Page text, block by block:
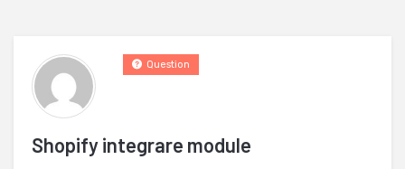
Shopify integrare module
Question